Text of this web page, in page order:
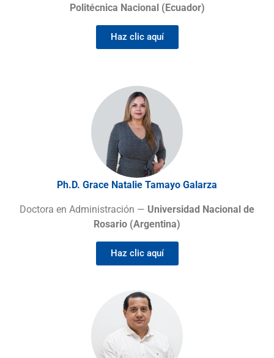
Politécnica Nacional (Ecuador)
Haz clic aquí
Ph.D. Grace Natalie Tamayo Galarza
Doctora en Administración — Universidad Nacional de
Rosario (Argentina)
Haz clic aquí